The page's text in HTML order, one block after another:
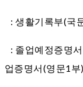
: 생활기록부(국
: 졸업예정증명
업증명서(영문1부)